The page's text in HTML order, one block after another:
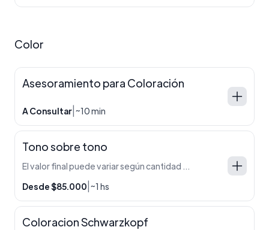
Color
Asesoramiento para Coloración
A Consultar ~10 min
Tono sobre tono
Desde $85.000 ~1 hs
Coloracion Schwarzkopf